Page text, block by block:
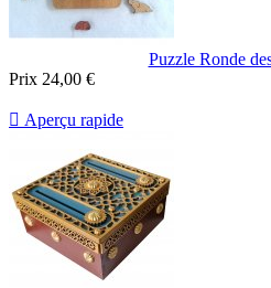
Puzzle Ronde
Prix 24,00 €
 Aperçu rapide